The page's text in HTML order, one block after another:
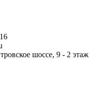
шоссе, 9 - 2 этаж